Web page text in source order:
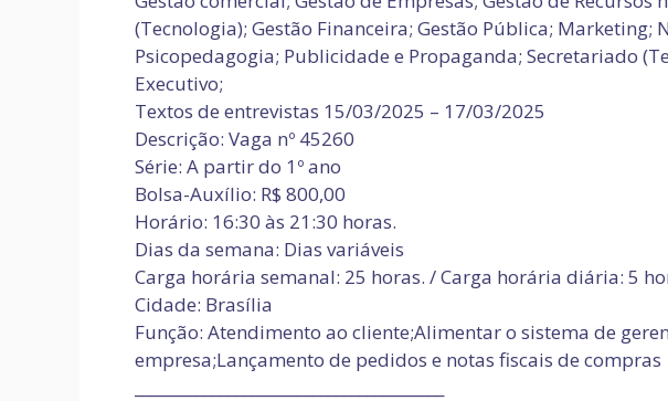
(Tecnologia); Gestão Financeira; Gestão Pública; Marketing;
Psicopedagogia; Publicidade e Propaganda; Secretariado
Executivo;
Textos de entrevistas 15/03/2025 – 17/03/2025
Descrição: Vaga nº 45260
Série: A partir do 1º ano
Bolsa-Auxílio: R$ 800,00
Horário: 16:30 às 21:30 horas.
Dias da semana: Dias variáveis
Carga horária semanal: 25 horas. / Carga horária diária: 5
Cidade: Brasília
Função: Atendimento ao cliente;Alimentar o sistema de
empresa;Lançamento de pedidos e notas fiscais de compras